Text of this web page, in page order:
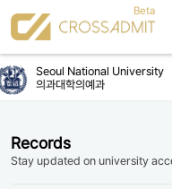
Seoul National University
의과대학의예과
Records
Stay updated on university